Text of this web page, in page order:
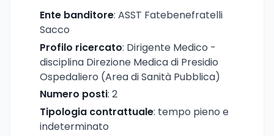
Ente banditore: ASST Fatebenefratelli
Sacco
Profilo ricercato: Dirigente Medico -
disciplina Direzione Medica di Presidio
Ospedaliero (Area di Sanità Pubblica)
Numero posti: 2
Tipologia contrattuale: tempo pieno e
indeterminato